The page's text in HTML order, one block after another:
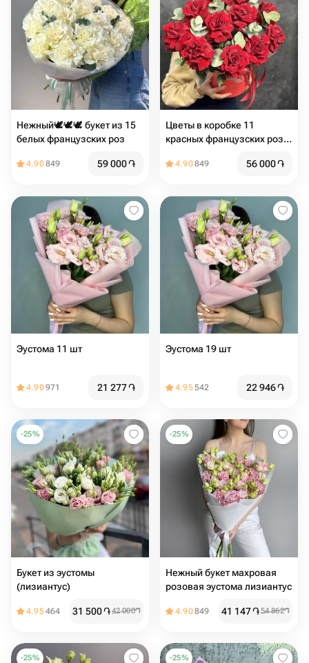
Нежный🕊️🕊️🕊️ букет из 15
белых французских роз
4.90849 59 000֏
Цветы в коробке 11
красных французских роз с
4.90849 56 000֏
Эустома 11 шт
4.90971 21 277֏
Эустома 19 шт
4.95542 22 946֏
-25%
Букет из эустомы
(лизиантус)
4.95464 31 500֏42 000֏
-25%
Нежный букет махровая
розовая эустома лизиантус
4.90849 41 147֏54 862֏
-25% -25%